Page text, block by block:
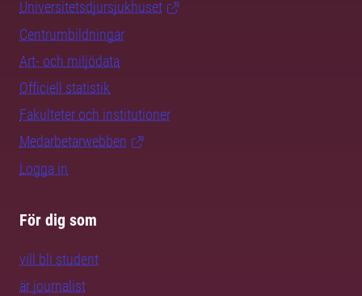
Universitetsdjursjukhuset
Centrumbildningar
Art- och miljödata
Officiell statistik
Fakulteter och institutioner
Medarbetarwebben
Logga in
För dig som
vill bli student
är journalist